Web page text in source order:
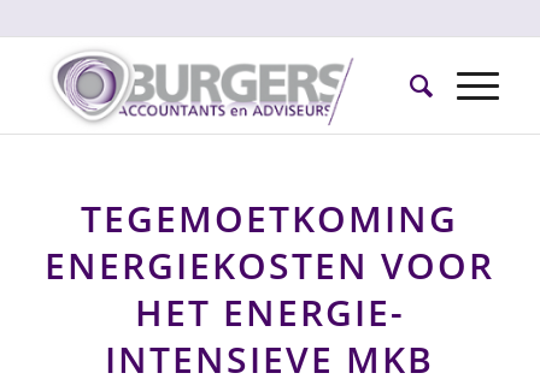
TEGEMOETKOMING
ENERGIEKOSTEN VOOR
HET ENERGIE-
INTENSIEVE MKB